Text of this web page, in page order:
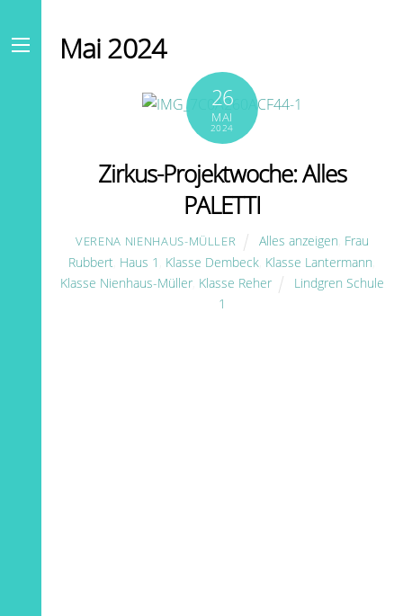
content
Menu Mai 2024
26
MAI
2024
Zirkus-Projektwoche: Alles
PALETTI
VERENA NIENHAUS-MÜLLER Alles anzeigen Frau
Rubbert Haus 1 Klasse Dembeck Klasse Lantermann
Klasse Nienhaus-Müller, Klasse Reher
Lindgren Schule
1